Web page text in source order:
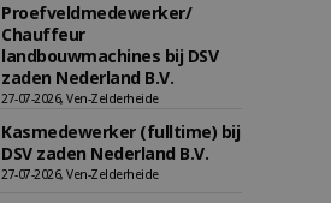
Proefveldmedewerker/
Chauffeur
landbouwmachines bij DSV
zaden Nederland B.V.
27-07-2026, Ven-Zelderheide
Kasmedewerker (fulltime) bij
DSV zaden Nederland B.V.
27-07-2026, Ven-Zelderheide